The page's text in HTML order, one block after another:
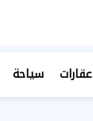
عقارات سياحة